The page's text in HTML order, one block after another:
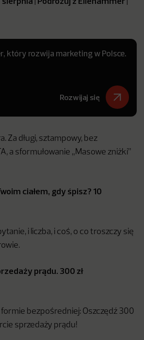
który rozwija marketing w Polsce.
Rozwijaj się
Za długi, sztampowy, bez
a sformułowanie „Masowe zniżki”
ciałem, gdy śpisz? 10
i liczba, i coś, o co troszczy się
prądu. 300 zł
bezpośredniej: Oszczędź 300
sprzedaży prądu!